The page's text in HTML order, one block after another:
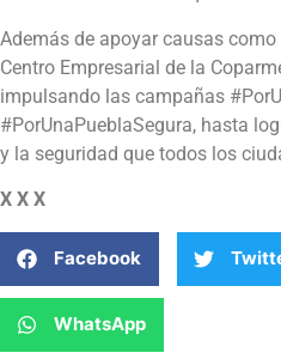
Además de apoyar causas
Centro Empresarial de la
impulsando las campañas
#PorUnaPueblaSegura, hasta
y la seguridad que todos los
X X X
Facebook
WhatsApp